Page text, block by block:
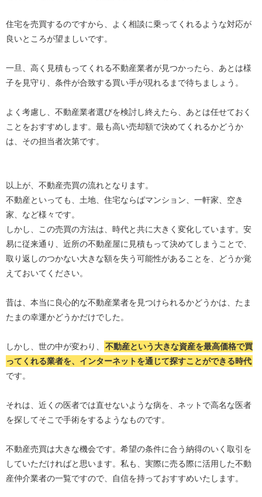
住宅を売買するのですから、よく相談に乗ってくれるような対応が
良いところが望ましいです。
一旦、高く見積もってくれる不動産業者が見つかったら、あとは様
子を見守り、条件が合致する買い手が現れるまで待ちましょう。
よく考慮し、不動産業者選びを検討し終えたら、あとは任せておく
ことをおすすめします。最も高い売却額で決めてくれるかどうか
は、その担当者次第です。
以上が、不動産売買の流れとなります。
不動産といっても、土地、住宅ならばマンション、一軒家、空き
家、など様々です。
しかし、この売買の方法は、時代と共に大きく変化しています。安
易に従来通り、近所の不動産屋に見積もって決めてしまうことで、
取り返しのつかない大きな額を失う可能性があることを、どうか覚
えておいてください。
昔は、本当に良心的な不動産業者を見つけられるかどうかは、たま
たまの幸運かどうかだけでした。
しかし、世の中が変わり、
不動産という大きな資産を最高価格で買
ってくれる業者を、インターネットを通じて探すことができる時代
です。
それは、近くの医者では直せないような病を、ネットで高名な医者
を探してそこで手術をするようなものです。
不動産売買は大きな機会です。希望の条件に合う納得のいく取引を
していただければと思います。私も、実際に売る際に活用した不動
産仲介業者の一覧ですので、自信を持っておすすめいたします。